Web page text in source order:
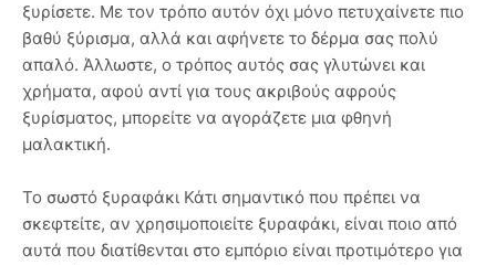
ξυρίσετε. Με τον τρόπο αυτόν όχι μόνο πετυχαίνετε πιο
βαθύ ξύρισμα, αλλά και αφήνετε το δέρμα σας πολύ
απαλό. Άλλωστε, ο τρόπος αυτός σας γλυτώνει και
χρήματα, αφού αντί για τους ακριβούς αφρούς
ξυρίσματος, μπορείτε να αγοράζετε μια φθηνή
μαλακτική.
Το σωστό ξυραφάκι Κάτι σημαντικό που πρέπει να
σκεφτείτε, αν χρησιμοποιείτε ξυραφάκι, είναι ποιο από
αυτά που διατίθενται στο εμπόριο είναι προτιμότερο για